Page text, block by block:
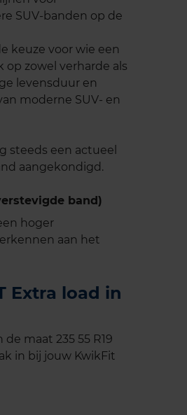
SUV-banden op de
keuze voor wie een
zowel verharde als
levensduur en
moderne SUV- en
steeds een actueel
aangekondigd.
band)
hoger
aan het
Extra load in
de maat 235 55 R19
in bij jouw KwikFit